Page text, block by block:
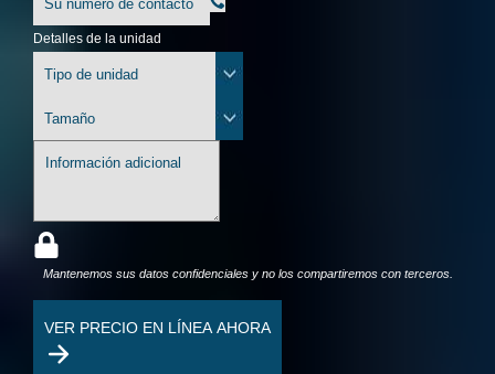
Detalles de la unidad
Mantenemos sus datos confidenciales y no los compartiremos con terceros.
VER PRECIO EN LÍNEA AHORA